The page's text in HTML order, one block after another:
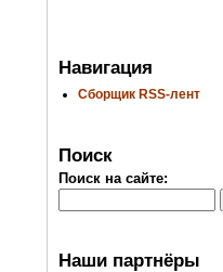
Навигация
Сборщик RSS-лент
Поиск
Поиск на сайте:
Наши партнёры